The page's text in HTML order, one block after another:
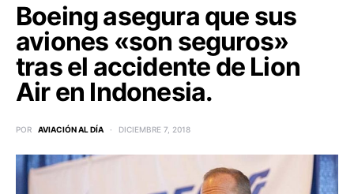
Boeing asegura que sus
aviones «son seguros»
tras el accidente de Lion
Air en Indonesia.
POR AVIACIÓN AL DÍA DICIEMBRE 7, 2018